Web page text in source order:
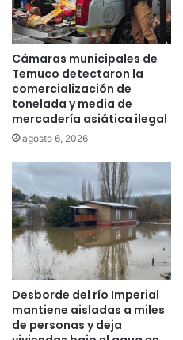
t
e
s
v
i
s
i
t
a
n
l
a
F
e
a
d
e
Cámaras municipales de
Temuco detectaron la
comercialización de
tonelada y media de
mercadería asiática ilegal
agosto 6, 2026
Desborde del río Imperial
mantiene aisladas a miles
de personas y deja